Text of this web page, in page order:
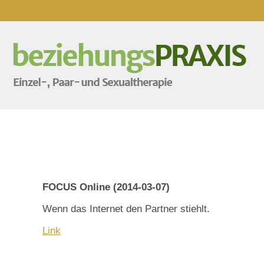
FOCUS Online (2014-03-07)
Wenn das Internet den Partner stiehlt.
Link